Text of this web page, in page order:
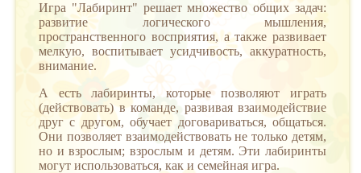
Игра "Лабиринт" решает множество общих задач:
развитие логического мышления,
пространственного восприятия, а также развивает
мелкую, воспитывает усидчивость, аккуратность,
внимание.
А есть лабиринты, которые позволяют играть
(действовать) в команде, развивая взаимодействие
друг с другом, обучает договариваться, общаться.
Они позволяет взаимодействовать не только детям,
но и взрослым; взрослым и детям. Эти лабиринты
могут использоваться, как и семейная игра.